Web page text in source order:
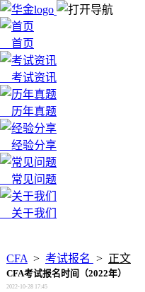
首页
考试资讯
历年真题
经验分享
常见问题
关于我们
CFA > 考试报名 > 正文
CFA考试报名时间（2022年）
2022-10-28 17:45